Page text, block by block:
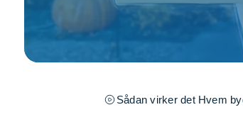
Sådan virker det Hvem